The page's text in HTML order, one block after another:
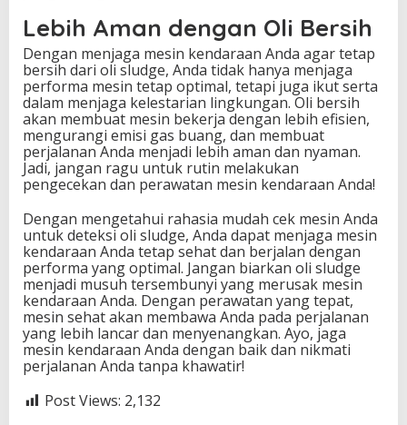
Lebih Aman dengan Oli Bersih
Dengan menjaga mesin kendaraan Anda agar tetap
bersih dari oli sludge, Anda tidak hanya menjaga
performa mesin tetap optimal, tetapi juga ikut serta
dalam menjaga kelestarian lingkungan. Oli bersih
akan membuat mesin bekerja dengan lebih efisien,
mengurangi emisi gas buang, dan membuat
perjalanan Anda menjadi lebih aman dan nyaman.
Jadi, jangan ragu untuk rutin melakukan
pengecekan dan perawatan mesin kendaraan Anda!
Dengan mengetahui rahasia mudah cek mesin Anda
untuk deteksi oli sludge, Anda dapat menjaga mesin
kendaraan Anda tetap sehat dan berjalan dengan
performa yang optimal. Jangan biarkan oli sludge
menjadi musuh tersembunyi yang merusak mesin
kendaraan Anda. Dengan perawatan yang tepat,
mesin sehat akan membawa Anda pada perjalanan
yang lebih lancar dan menyenangkan. Ayo, jaga
mesin kendaraan Anda dengan baik dan nikmati
perjalanan Anda tanpa khawatir!
Post Views: 2,132